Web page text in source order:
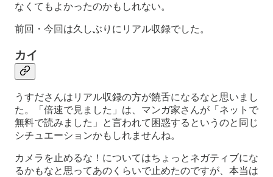
なくてもよかったのかもしれない。
前回・今回は久しぶりにリアル収録でした。
カイ
うすださんはリアル収録の方が饒舌になるなと思いまし
た。「倍速で見ました」は、マンガ家さんが「ネットで
無料で読みました」と言われて困惑するというのと同じ
シチュエーションかもしれませんね。
カメラを止めるな！についてはちょっとネガティブにな
るかもなと思ってあのくらいで止めたのですが、本当は